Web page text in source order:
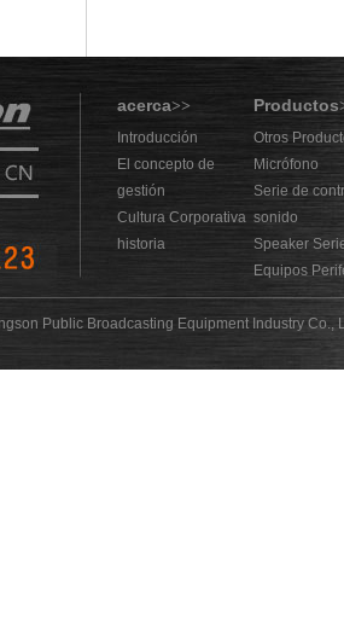
acerca>> Productos
Introducción
El concepto de
gestión
Cultura Corporativa
historia
Otros
Micrófono
Serie de
sonido
Speaker
Equipos
Public Broadcasting Equipment Industry